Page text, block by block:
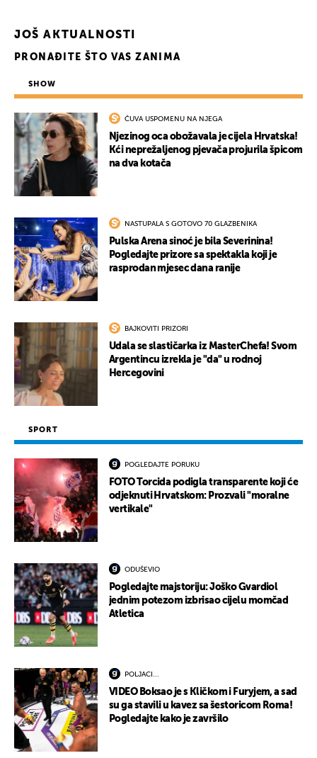
JOŠ AKTUALNOSTI
PRONAĐITE ŠTO VAS ZANIMA
SHOW
ČUVA USPOMENU NA NJEGA
Njezinog oca obožavala je cijela Hrvatska!
Kći neprežaljenog pjevača projurila špicom
na dva kotača
NASTUPALA S GOTOVO 70 GLAZBENIKA
Pulska Arena sinoć je bila Severinina!
Pogledajte prizore sa spektakla koji je
rasprodan mjesec dana ranije
BAJKOVITI PRIZORI
Udala se slastičarka iz MasterChefa! Svom
Argentincu izrekla je "da" u rodnoj
Hercegovini
SPORT
POGLEDAJTE PORUKU
FOTO Torcida podigla transparente koji će
odjeknuti Hrvatskom: Prozvali "moralne
vertikale"
ODUŠEVIO
Pogledajte majstoriju: Joško Gvardiol
jednim potezom izbrisao cijelu momčad
Atletica
POLJACI...
VIDEO Boksao je s Kličkom i Furyjem, a sad
su ga stavili u kavez sa šestoricom Roma!
Pogledajte kako je završilo